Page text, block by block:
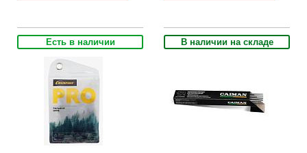
Есть в наличии В наличии на складе